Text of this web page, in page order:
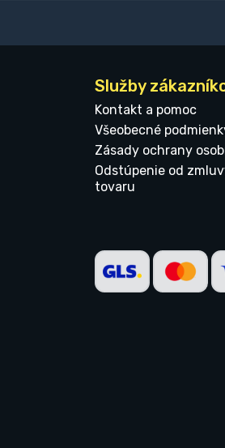
Služby
Kontakt a pomoc
Všeobecné
Zásady ochrany
Odstúpenie od
tovaru